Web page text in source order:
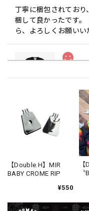
丁寧に梱包されてお
梱して良かったです。
ら、よろしくお願いい
ブラック L
【
Daeun /
2026/
MIR届きました。発送
ざいました。
【Double.H】MIR
BABY CROME RIP
¥550
〝